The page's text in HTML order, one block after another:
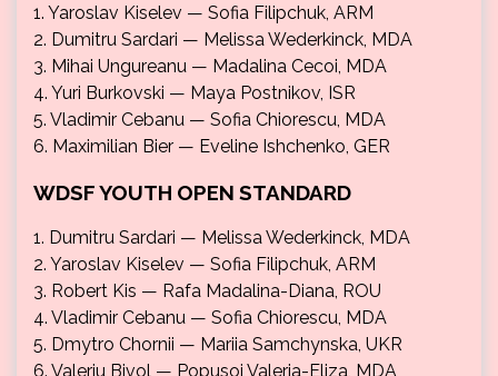
1. Yaroslav Kiselev — Sofia Filipchuk, ARM
2. Dumitru Sardari — Melissa Wederkinck, MDA
3. Mihai Ungureanu — Madalina Cecoi, MDA
4. Yuri Burkovski — Maya Postnikov, ISR
5. Vladimir Cebanu — Sofia Chiorescu, MDA
6. Maximilian Bier — Eveline Ishchenko, GER
WDSF YOUTH OPEN STANDARD
1. Dumitru Sardari — Melissa Wederkinck, MDA
2. Yaroslav Kiselev — Sofia Filipchuk, ARM
3. Robert Kis — Rafa Madalina-Diana, ROU
4. Vladimir Cebanu — Sofia Chiorescu, MDA
5. Dmytro Chornii — Mariia Samchynska, UKR
6. Valeriu Bivol — Popusoi Valeria-Eliza, MDA